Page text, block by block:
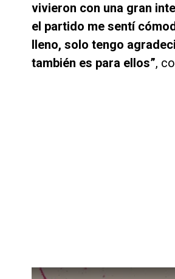
vivieron con una gran
el partido me sentí
lleno, solo tengo
también es para ellos”,